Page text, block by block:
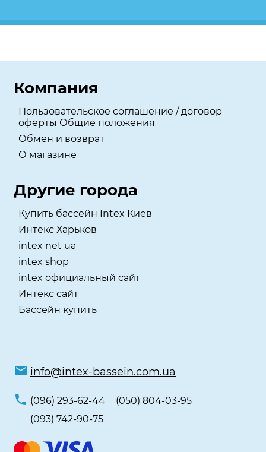
Компания
Пользовательское соглашение / договор
оферты Общие положения
Обмен и возврат
О магазине
Другие города
Купить бассейн Intex Киев
Интекс Харьков
intex net ua
intex shop
intex официальный сайт
Интекс сайт
Бассейн купить
info@intex-bassein.com.ua
(096) 293-62-44
(050) 804-03-95
(093) 742-90-75